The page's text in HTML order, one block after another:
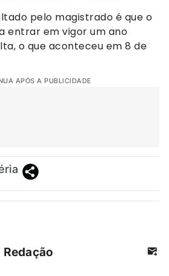
pelo magistrado é que o
entrar em vigor um ano
o que aconteceu em 8 de
APÓS A PUBLICIDADE
Redação